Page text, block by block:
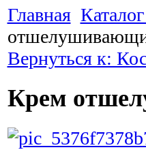
Главная
Вернуться к:
Крем